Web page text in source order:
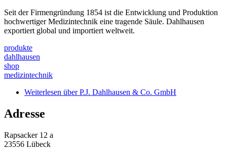
Seit der Firmengründung 1854 ist die Entwicklung und Produktion
hochwertiger Medizintechnik eine tragende Säule. Dahlhausen
exportiert global und importiert weltweit.
produkte
dahlhausen
shop
medizintechnik
Weiterlesen über P.J. Dahlhausen & Co. GmbH
Adresse
Rapsacker 12 a
23556 Lübeck